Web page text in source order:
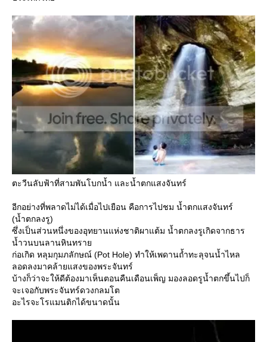
ตะวีนลับฟ้าที่สามพันโบกน้ำ และน้ำตกแสงจันทร์
อีกอย่างที่พลาดไม่ได้เมื่อไปเยือน คือการไปชม น้ำตกแสงจันทร์
(น้ำตกลงรู)
ซึ่งเป็นส่วนหนึ่งของอุทยานแห่งชาติผาแต้ม น้ำตกลงรูเกิดจากธาร
น้ำวนบนลานหินทรา
ก่อเกิด หลุมกุมภลักษณ์ (Pot Hole) ทำให้เพดานถ้ำทะลุจนน้ำไหล
ลอดลงมาคล้ายแสงของพระจันทร์
บ้างก็ว่าจะให้ดีต้องมาเห็นตอนคืนเดือนเพ็ญ มองลอดรูน้ำตกขึ้นไปก็
จะเจอกับพระจันทร์ดวงกลมโต
อะไรจะโรแมนติกได้ขนาดนั้น